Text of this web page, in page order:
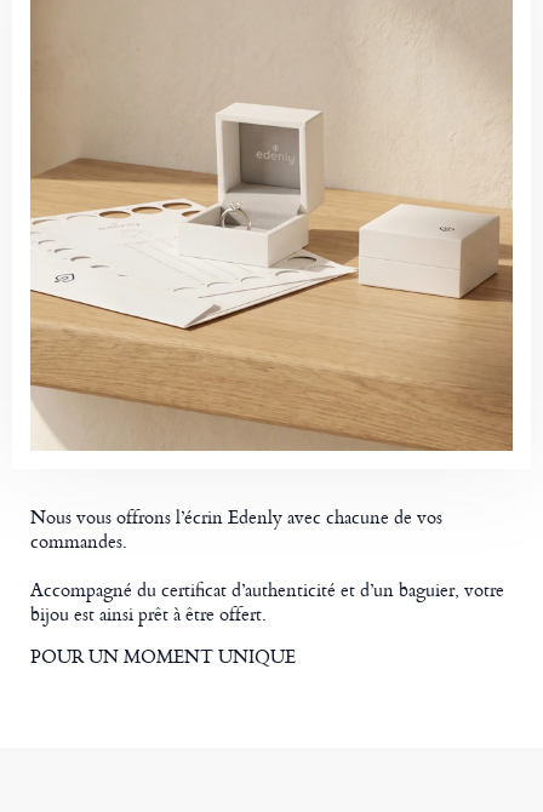
Nous vous offrons l’écrin Edenly avec chacune de vos
commandes.
Accompagné du certificat d’authenticité et d’un baguier, votre
bijou est ainsi prêt à être offert.
POUR UN MOMENT UNIQUE